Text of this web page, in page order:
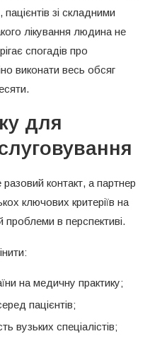
зі складними
лікування людина не
спогадів про
виконати весь обсяг
для
контакт, а партнер
ключових критеріїв на
проблеми в перспективі.
на медичну практику;
пацієнтів;
вузьких спеціалістів;